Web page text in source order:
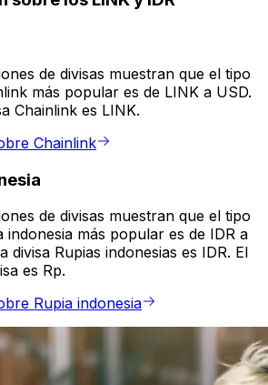
de divisas muestran que el tipo
más popular es de LINK a USD.
Chainlink es LINK.
Chainlink
de divisas muestran que el tipo
indonesia más popular es de IDR a
divisa Rupias indonesias es IDR. El
es Rp.
Rupia indonesia